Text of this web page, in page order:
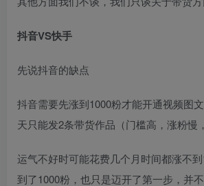
抖音VS快手
先说抖音的缺点
抖音需要先涨到1000粉才能开通视频图
天只能发2条带货作品（门槛高，涨粉慢
运气不好时可能花费几个月时间都涨不
到了1000粉，也只是迈开了第一步，并